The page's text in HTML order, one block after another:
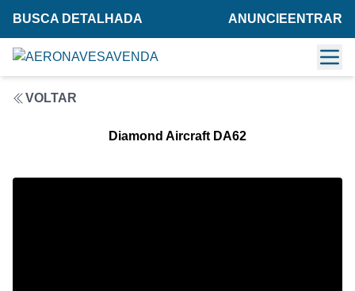
BUSCA DETALHADA ANUNCIE ENTRAR
VOLTAR
Diamond Aircraft DA62